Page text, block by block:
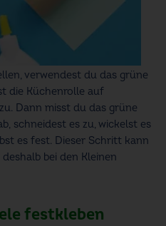
verwendest du das grüne
die Küchenrolle auf
Dann misst du das grüne
schneidest es zu, wickelst es
es fest. Dieser Schritt kann
bei den Kleinen
festkleben